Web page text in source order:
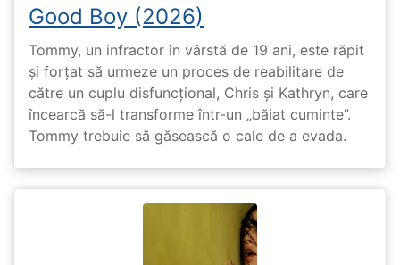
Good Boy (2026)
Tommy, un infractor în vârstă de 19 ani, este răpit
și forțat să urmeze un proces de reabilitare de
către un cuplu disfuncțional, Chris și Kathryn, care
încearcă să-l transforme într-un „băiat cuminte”.
Tommy trebuie să găsească o cale de a evada.